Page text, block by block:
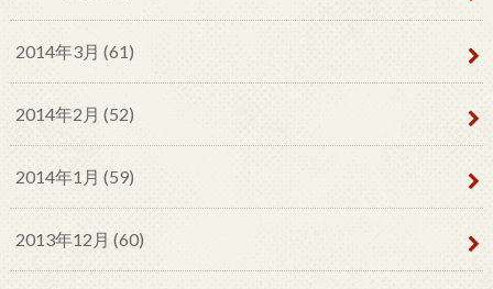
2014年3月 (61)
2014年2月 (52)
2014年1月 (59)
2013年12月 (60)